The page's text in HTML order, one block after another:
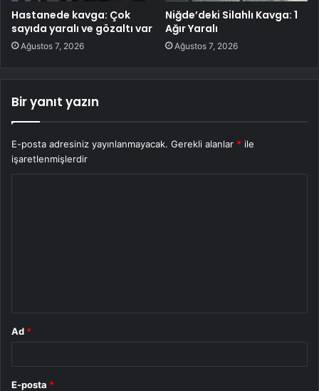
Hastanede kavga: Çok
sayıda yaralı ve gözaltı var
Ağustos 7, 2026
Niğde’deki Silahlı Kavga: 1
Ağır Yaralı
Ağustos 7, 2026
Bir yanıt yazın
E-posta adresiniz yayınlanmayacak. Gerekli alanlar * ile
işaretlenmişlerdir
Ad *
E-posta *